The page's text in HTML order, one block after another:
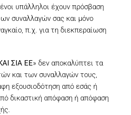
υπάλληλοι έχουν πρόσβαση
συναλλαγών σας και μόνο
π.χ. για τη διεκπεραίωση
ΣΙΑ ΕΕ» δεν αποκαλύπτει τα
και των συναλλαγών τους,
εξουσιοδότηση από εσάς ή
δικαστική απόφαση ή απόφαση